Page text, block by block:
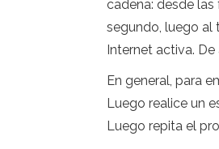
cadena: desde
segundo, luego al
Internet activa.
En general, para
Luego realice un
Luego repita el